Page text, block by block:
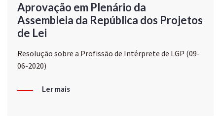
Aprovação em Plenário da
Assembleia da República dos Projetos
de Lei
Resolução sobre a Profissão de Intérprete de LGP (09-
06-2020)
Ler mais